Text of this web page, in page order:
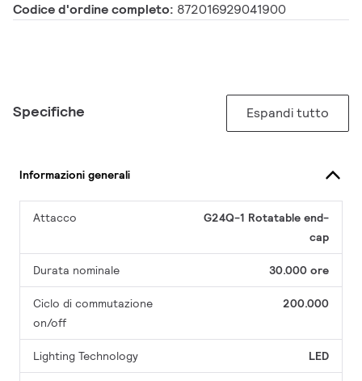
Codice d'ordine completo: 872016929041900
Specifiche Espandi tutto
Informazioni generali
Attacco
G24Q-1 Rotatable end-
cap
Durata nominale 30.000 ore
Ciclo di commutazione
on/off
200.000
Lighting Technology LED